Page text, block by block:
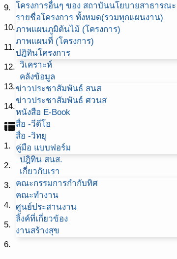
โครงการอื่นๆ ของ สถาบันนโยบายสาธารณ
รายชื่อโครงการ ทั้งหมด(รวมทุกแผนงาน)
ภาพแผนภูมิต้นไม้ (โครงการ)
ภาพแผนที่ (โครงการ)
ปฎิทินโครงการ
วิเคราะห์
คลังข้อมูล
ข่าวประชาสัมพันธ์ สนส
ข่าวประชาสัมพันธ์ ศวนส
หนังสือ E-Book
สื่อ -วีดีโอ
สื่อ -วิทยุ
คู่มือ แบบฟอร์ม
ปฎิทิน สนส.
เกี่ยวกับเรา
คณะกรรมการกำกับทิศ
คณะทำงาน
ศูนย์ประสานงาน
ลิ้งค์ที่เกี่ยวข้อง
งานสร้างสุข
9.
10.
11.
12.
13.
14.
view_list
1.
2.
3.
4.
5.
6.